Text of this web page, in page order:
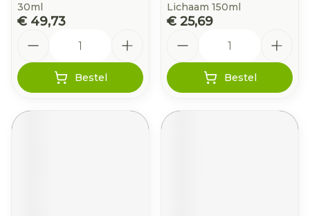
30ml
€ 49,73
Bestel
Lichaam 150ml
€ 25,69
Bestel